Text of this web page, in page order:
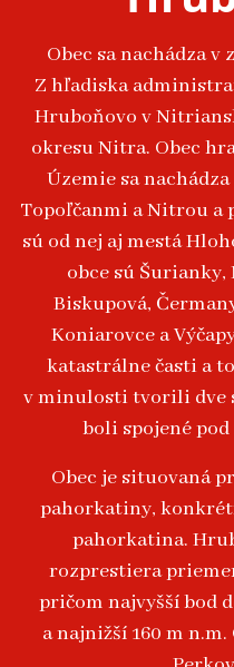
Obec sa nachádza v
Z hľadiska
Hruboňovo v
okresu Nitra. Obec
Územie sa
Topoľčanmi a Nitrou a
sú od nej aj mestá
obce sú Šurianky,
Biskupová,
Koniarovce a
katastrálne časti a
v minulosti tvorili dve
boli spojené
Obec je situovaná
pahorkatiny,
pahorkatina.
rozprestiera
pričom najvyšší bod
a najnižší 160 m